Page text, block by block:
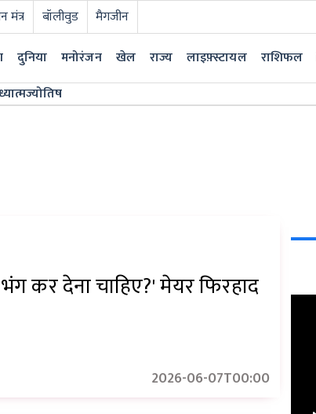
मंत्र बॉलीवुड
मैगजीन
दुनिया मनोरंजन खेल राज्य लाइफ़्स्टायल राशिफल
ज्योतिष
कर देना चाहिए?' मेयर फिरहाद
2026-06-07T00:00